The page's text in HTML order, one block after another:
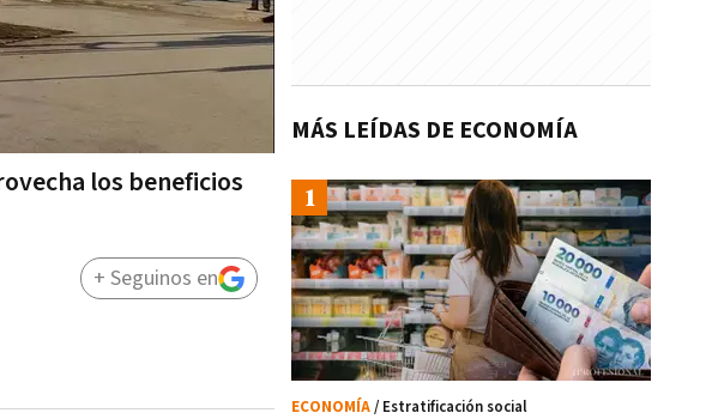
los beneficios
+ Seguinos en
MÁS LEÍDAS DE ECONOMÍA
ECONOMÍA/ Estratificación social